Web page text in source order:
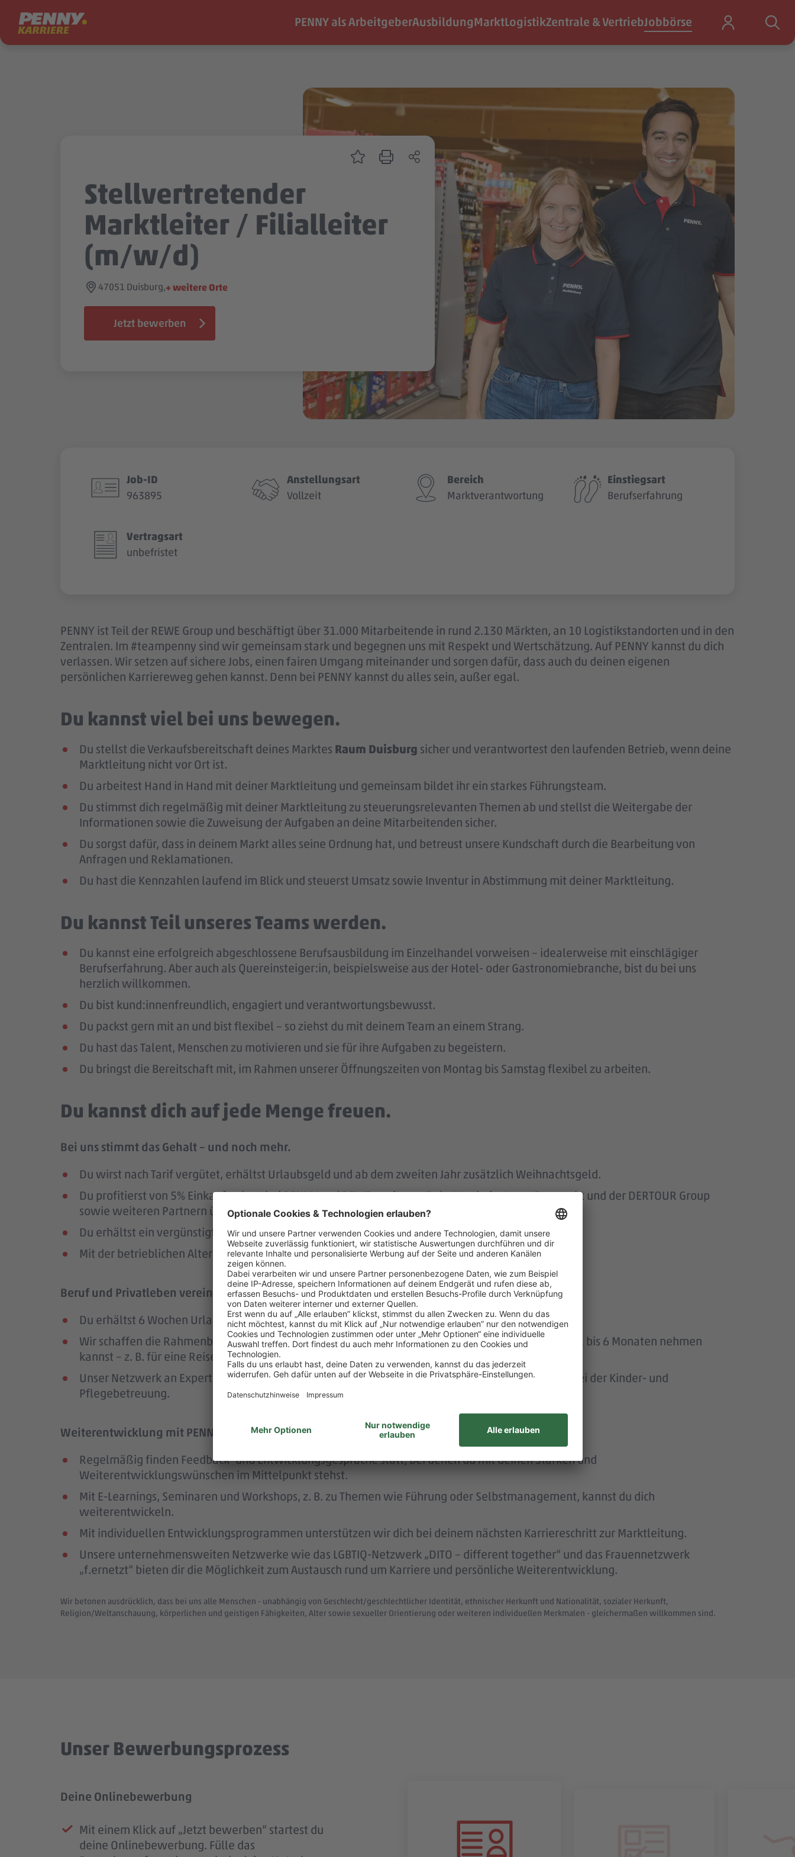
Zum Inhalt springen PENNY als ArbeitgeberAusbildungMarktLogistikZentrale & VertriebJobbörse
Stellvertretender
Marktleiter / Filialleiter
(m/w/d)
47051 Duisburg,+ weitere Orte
Jetzt bewerben
Job-ID
963895
Anstellungsart
Vollzeit
Bereich
Marktverantwortung
Einstiegsart
Berufserfahrung
Vertragsart
unbefristet
PENNY ist Teil der REWE Group und beschäftigt über 31.000 Mitarbeitende in rund 2.130 Märkten, an 10 Logistikstandorten und in den
Zentralen. Im #teampenny sind wir gemeinsam stark und begegnen uns mit Respekt und Wertschätzung. Auf PENNY kannst du dich
verlassen. Wir setzen auf sichere Jobs, einen fairen Umgang miteinander und sorgen dafür, dass auch du deinen eigenen
persönlichen Karriereweg gehen kannst. Denn bei PENNY kannst du alles sein, außer egal.
Du kannst viel bei uns bewegen.
Du stellst die Verkaufsbereitschaft deines Marktes Raum Duisburg sicher und verantwortest den laufenden Betrieb, wenn deine
Marktleitung nicht vor Ort ist.
Du arbeitest Hand in Hand mit deiner Marktleitung und gemeinsam bildet ihr ein starkes Führungsteam.
Du stimmst dich regelmäßig mit deiner Marktleitung zu steuerungsrelevanten Themen ab und stellst die Weitergabe der
Informationen sowie die Zuweisung der Aufgaben an deine Mitarbeitenden sicher.
Du sorgst dafür, dass in deinem Markt alles seine Ordnung hat, und betreust unsere Kundschaft durch die Bearbeitung von
Anfragen und Reklamationen.
Du hast die Kennzahlen laufend im Blick und steuerst Umsatz sowie Inventur in Abstimmung mit deiner Marktleitung.
Du kannst Teil unseres Teams werden.
Du kannst eine erfolgreich abgeschlossene Berufsausbildung im Einzelhandel vorweisen – idealerweise mit einschlägiger
Berufserfahrung. Aber auch als Quereinsteiger:in, beispielsweise aus der Hotel- oder Gastronomiebranche, bist du bei uns
herzlich willkommen.
Du bist kund:innenfreundlich, engagiert und verantwortungsbewusst.
Du packst gern mit an und bist flexibel – so ziehst du mit deinem Team an einem Strang.
Du hast das Talent, Menschen zu motivieren und sie für ihre Aufgaben zu begeistern.
Du bringst die Bereitschaft mit, im Rahmen unserer Öffnungszeiten von Montag bis Samstag flexibel zu arbeiten.
Du kannst dich auf jede Menge freuen.
Bei uns stimmt das Gehalt – und noch mehr.
Du wirst nach Tarif vergütet, erhältst Urlaubsgeld und ab dem zweiten Jahr zusätzlich Weihnachtsgeld.
Du profitierst von 5% Einkaufsrabatt bei PENNY und REWE, weiteren Rabatten beim toom Baumarkt und der DERTOUR Group
sowie weiteren Partnern über die Plattform Corporate Benefits.
Du erhältst ein vergünstigtes Deutschlandticket.
Mit der betrieblichen Altersversorgung der REWE Group hast du mehr Rente im Alter.
Beruf und Privatleben vereinbaren – das unterstützen wir.
Du erhältst 6 Wochen Urlaub pro Jahr.
Wir schaffen die Rahmenbedingungen dafür, dass du dir nach 3 Jahren bei PENNY eine Auszeit von 1 bis 6 Monaten nehmen
kannst – z. B. für eine Reise oder einen Hausbau.
Unser Netzwerk an Expert:innen unterstützt dich durch die Vermittlung von Betreuungspersonen bei der Kinder- und
Pflegebetreuung.
Weiterentwicklung mit PENNY – wir fördern dich.
Regelmäßig finden Feedback- und Entwicklungsgespräche statt, bei denen du mit deinen Stärken und
Weiterentwicklungswünschen im Mittelpunkt stehst.
Mit E-Learnings, Seminaren und Workshops, z. B. zu Themen wie Führung oder Selbstmanagement, kannst du dich
weiterentwickeln.
Mit individuellen Entwicklungsprogrammen unterstützen wir dich bei deinem nächsten Karriereschritt zur Marktleitung.
Unsere unternehmensweiten Netzwerke wie das LGBTIQ-Netzwerk „DITO – different together“ und das Frauennetzwerk
„f.ernetzt“ bieten dir die Möglichkeit zum Austausch rund um Karriere und persönliche Weiterentwicklung.
Wir betonen ausdrücklich, dass bei uns alle Menschen - unabhängig von Geschlecht/geschlechtlicher Identität, ethnischer Herkunft und Nationalität, sozialer Herkunft,
Religion/Weltanschauung, körperlichen und geistigen Fähigkeiten, Alter sowie sexueller Orientierung oder weiteren individuellen Merkmalen - gleichermaßen willkommen sind.
Unser Bewerbungsprozess
Deine Onlinebewerbung
Mit einem Klick auf „Jetzt bewerben“ startest du
deine Onlinebewerbung. Fülle das
Prüfung deiner Bewerbung
Sobald deine Bewerbung bei uns eingegangen
ist, erhältst du eine Eingangsbestätigung per E-
Unser Kennenlernen
Deine Bewerbung hat uns überzeugt? Dann
laden wir dich zu einem persönlichen
Dein Start im #teampenny
Nach unserem Kennenlernen erhältst du zeitnah
eine finale Rückmeldung.